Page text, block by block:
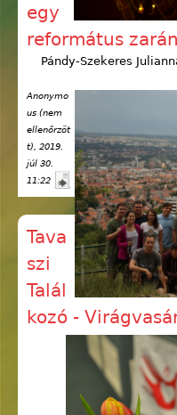
egy
református
Pándy-Szekeres
Anonymo
us (nem
ellenőrzöt
t), 2019.
júl 30.
11:22
Tava
szi
Talál
kozó -